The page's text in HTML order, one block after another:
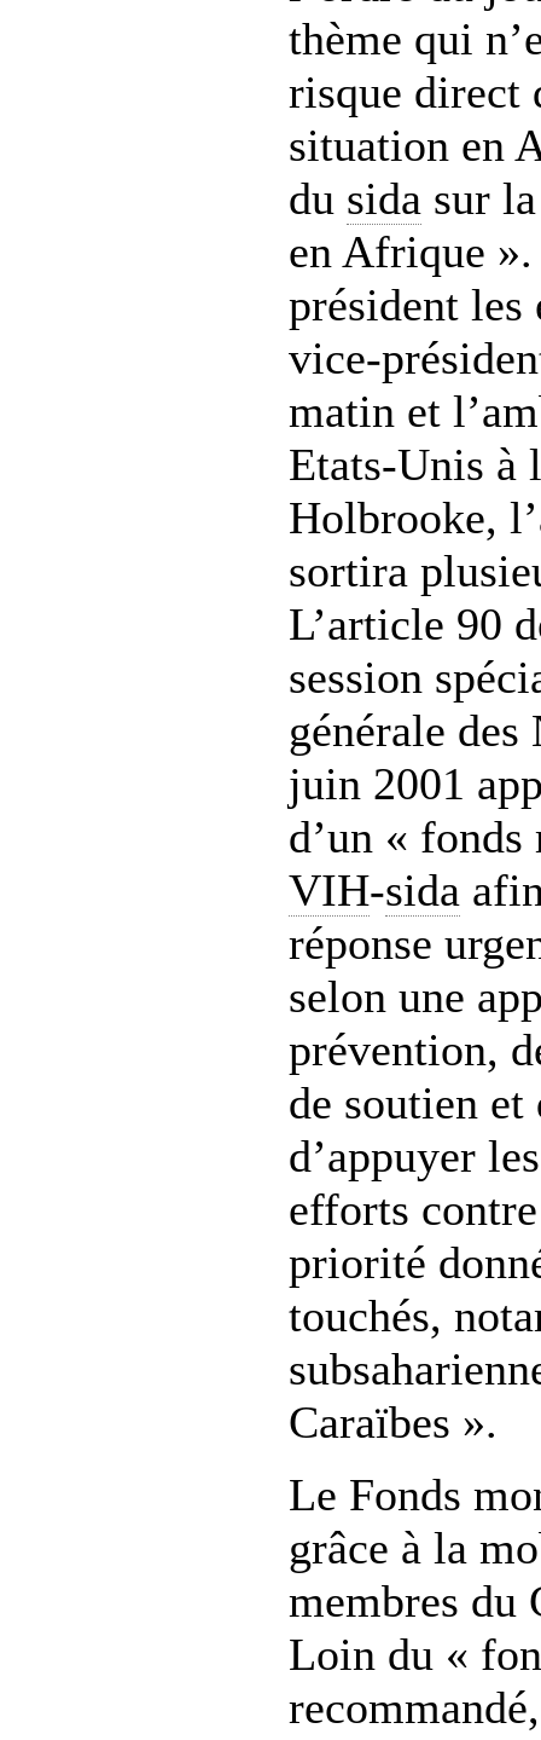
thème qui
risque direct
situation en
du sida sur
en Afrique
président les
vice-
matin et
Etats-Unis à
Holbrooke,
sortira
L’article 90
session
générale
juin 2001
d’un «
VIH-sida
réponse
selon une
prévention,
de soutien
d’appuyer
efforts
priorité
touchés,
Caraïbes ».
Le Fonds
grâce à la
membres du
Loin du «